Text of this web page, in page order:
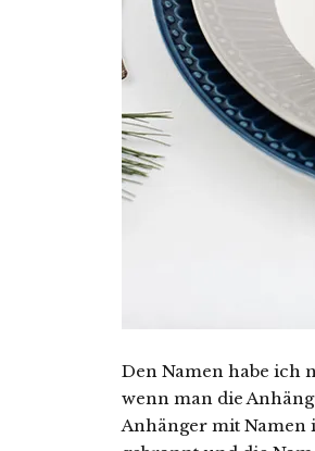
Den Namen habe ich
wenn man die
Anhänger mit Namen